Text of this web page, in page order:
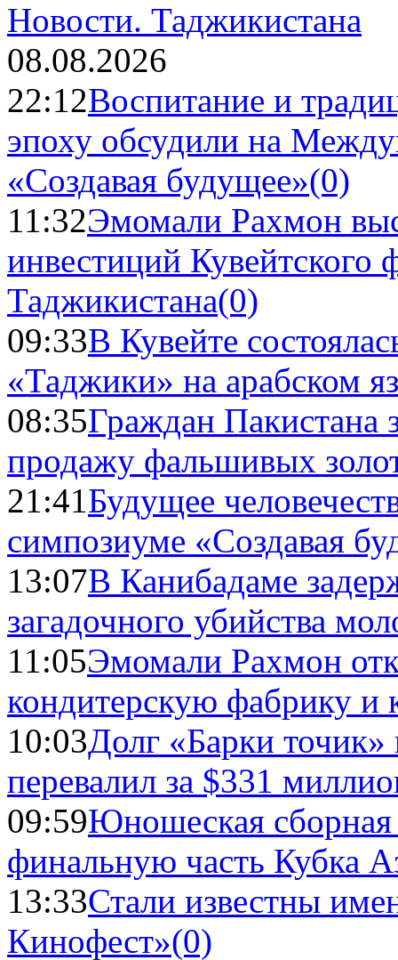
Новости. Таджикистана
08.08.2026
22:12Воспитание и
эпоху обсудили на
«Создавая будущее»(0)
11:32Эмомали Рахмон
инвестиций Кувейтского
Таджикистана(0)
09:33В Кувейте
«Таджики» на арабском
08:35Граждан Пакистана
продажу фальшивых
21:41Будущее
симпозиуме «Создавая
13:07В Канибадаме
загадочного убийства
11:05Эмомали Рахмон
кондитерскую фабрику и
10:03Долг «Барки
перевалил за $331
09:59Юношеская
финальную часть Кубка
13:33Стали известны
Кинофест»(0)